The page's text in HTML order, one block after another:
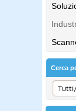
Cerca